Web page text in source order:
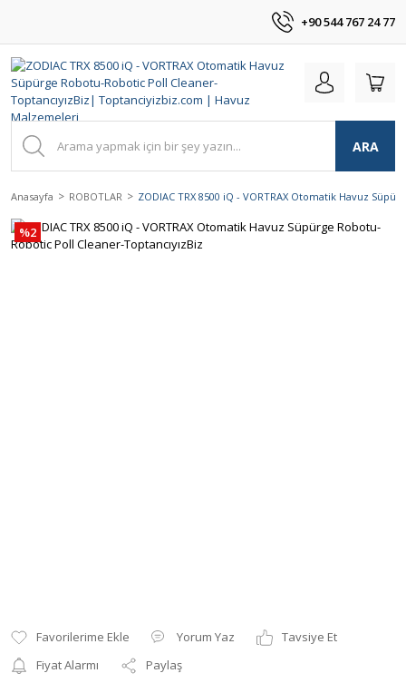
+90 544 767 24 77
ARA
Anasayfa ROBOTLAR ZODIAC TRX 8500 iQ - VORTRAX Otomatik Havuz
%2
Yorum Yaz
Tavsiye Et
Fiyat Alarmı
Paylaş